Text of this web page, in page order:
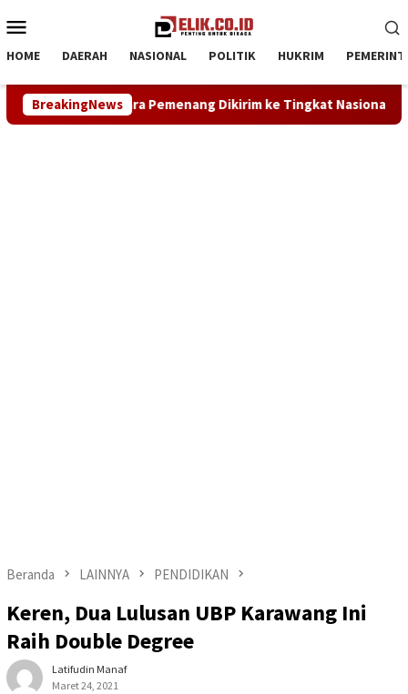
ke
Mobile
HOME DAERAH NASIONAL POLITIK HUKRIM
BreakingNews
ke Tingkat Nasional Kekeringan ‘Kepung’
Beranda LAINNYA PENDIDIKAN
Keren, Dua Lulusan UBP Karawang Ini
Raih Double Degree
Latifudin Manaf
Maret 24, 2021